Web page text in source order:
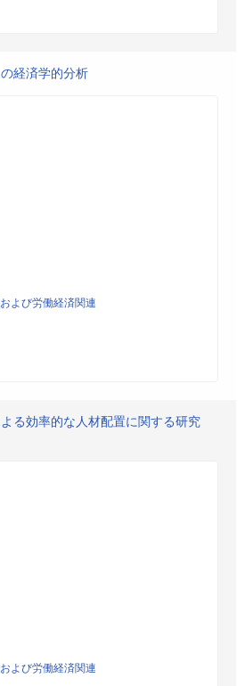
経済学的分析
よび労働経済関連
る効率的な人材配置に関する研究
よび労働経済関連